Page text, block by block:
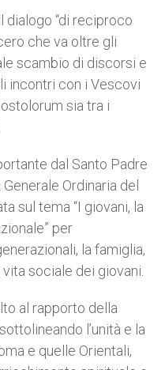
dialogo “di reciproco
che va oltre gli
scambio di discorsi e
incontri con i Vescovi
sia tra i
dal Santo Padre
Ordinaria del
sul tema “I giovani, la
per
la famiglia,
sociale dei giovani.
al rapporto della
l’unità e la
e quelle Orientali,